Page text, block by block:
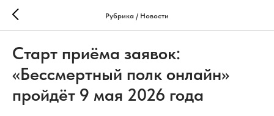
Рубрика / Новости
Старт приёма заявок:
«Бессмертный полк онлайн»
пройдёт 9 мая 2026 года